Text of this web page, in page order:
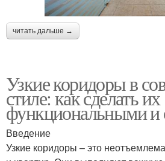
читать дальше →
Узкие коридоры в
стиле: как сделать их
функциональными
Введение
Узкие коридоры – это